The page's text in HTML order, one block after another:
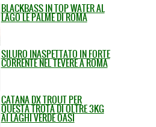
BLACKBASS IN TOP WATER AL
LAGO LE PALME DI ROMA
SILURO INASPETTATO IN FORTE
CORRENTE NEL TEVERE A ROMA
CATANA DX TROUT PER
QUESTA TROTA DI OLTRE 3KG
AI LAGHI VERDE OASI